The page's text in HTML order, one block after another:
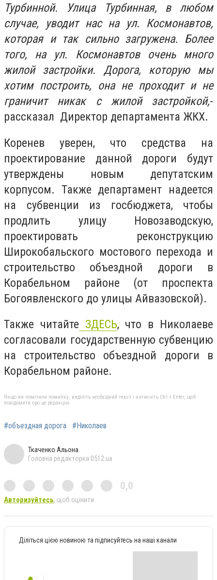
Турбинной. Улица Турбинная, в любом
случае, уводит нас на ул. Космонавтов,
которая и так сильно загружена. Более
того, на ул. Космонавтов очень много
жилой застройки. Дорога, которую мы
хотим построить, она не проходит и не
граничит никак с жилой застройкой,-
рассказал Директор департамента ЖКХ.
Коренев уверен, что средства на
проектирование данной дороги будут
утверждены новым депутатским
корпусом. Также департамент надеется
на субвенции из госбюджета, чтобы
продлить улицу Новозаводскую,
проектировать реконструкцию
Широкобальского мостового перехода и
строительство объездной дороги в
Корабельном районе (от проспекта
Богоявленского до улицы Айвазовской).
Также читайте ЗДЕСЬ, что в Николаеве
согласовали государственную субвенцию
на строительство объездной дороги в
Корабельном районе.
Якщо ви помітили помилку, виділіть необхідний текст і натисніть Ctrl + Enter, щоб
повідомити про це редакцію
#объездная дорога #Николаев
Ткаченко Альона
Головна редакторка 0512.ua
0,0
Авторизуйтесь, щоб оцінити
Діліться цією новиною та підписуйтесь на наші канали